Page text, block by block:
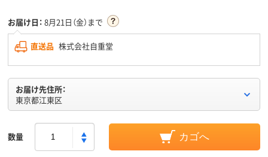
お届け日： 8月21日（金）まで
直送品 株式会社自重堂
お届け先住所：
東京都江東区
数量 カゴへ